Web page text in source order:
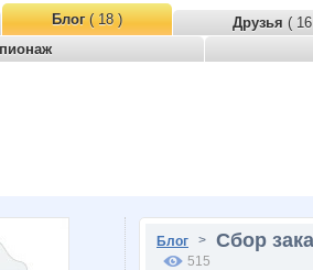
Блог( 18 ) Друзья (
Блог > Сбор
515